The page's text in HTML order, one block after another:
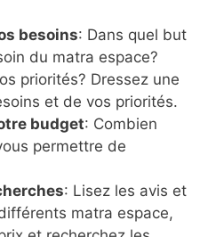
besoins: Dans quel but
du matra espace?
priorités? Dressez une
et de vos priorités.
budget: Combien
permettre de
: Lisez les avis et
matra espace,